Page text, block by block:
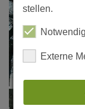
stellen.
Externe